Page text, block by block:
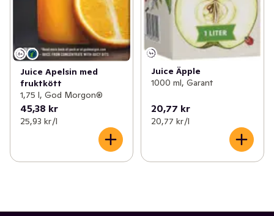
Juice Apelsin med
fruktkött
1,75 l, God Morgon®
45,38 kr
25,93 kr /l
Juice Äpple
1000 ml, Garant
20,77 kr
20,77 kr /l